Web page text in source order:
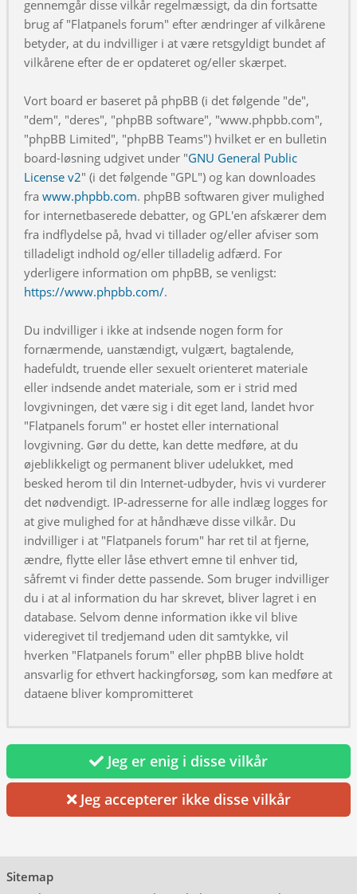
gennemgår disse vilkår regelmæssigt, da din fortsatte
brug af "Flatpanels forum" efter ændringer af vilkårene
betyder, at du indvilliger i at være retsgyldigt bundet af
vilkårene efter de er opdateret og/eller skærpet.
Vort board er baseret på phpBB (i det følgende "de",
"dem", "deres", "phpBB software", "www.phpbb.com",
"phpBB Limited", "phpBB Teams") hvilket er en bulletin
board-løsning udgivet under "GNU General Public
License v2" (i det følgende "GPL") og kan downloades
fra www.phpbb.com. phpBB softwaren giver mulighed
for internetbaserede debatter, og GPL'en afskærer dem
fra indflydelse på, hvad vi tillader og/eller afviser som
tilladeligt indhold og/eller tilladelig adfærd. For
yderligere information om phpBB, se venligst:
https://www.phpbb.com/.
Du indvilliger i ikke at indsende nogen form for
fornærmende, uanstændigt, vulgært, bagtalende,
hadefuldt, truende eller sexuelt orienteret materiale
eller indsende andet materiale, som er i strid med
lovgivningen, det være sig i dit eget land, landet hvor
"Flatpanels forum" er hostet eller international
lovgivning. Gør du dette, kan dette medføre, at du
øjeblikkeligt og permanent bliver udelukket, med
besked herom til din Internet-udbyder, hvis vi vurderer
det nødvendigt. IP-adresserne for alle indlæg logges for
at give mulighed for at håndhæve disse vilkår. Du
indvilliger i at "Flatpanels forum" har ret til at fjerne,
ændre, flytte eller låse ethvert emne til enhver tid,
såfremt vi finder dette passende. Som bruger indvilliger
du i at al information du har skrevet, bliver lagret i en
database. Selvom denne information ikke vil blive
videregivet til tredjemand uden dit samtykke, vil
hverken "Flatpanels forum" eller phpBB blive holdt
ansvarlig for ethvert hackingforsøg, som kan medføre at
dataene bliver kompromitteret
Jeg er enig i disse vilkår
Jeg accepterer ikke disse vilkår
Sitemap